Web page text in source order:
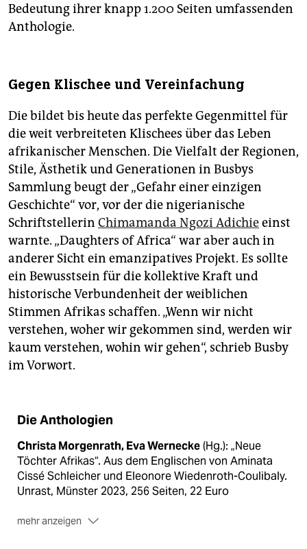
Bedeutung ihrer knapp 1.200 Seiten umfassenden
Anthologie.
Gegen Klischee und Vereinfachung
Die bildet bis heute das perfekte Gegenmittel für
die weit verbreiteten Klischees über das Leben
afrikanischer Menschen. Die Vielfalt der Regionen,
Stile, Ästhetik und Generationen in Busbys
Sammlung beugt der „Gefahr einer einzigen
Geschichte“ vor, vor der die nigerianische
Schriftstellerin Chimamanda Ngozi Adichieeinst
warnte. „Daughters of Africa“ war aber auch in
anderer Sicht ein emanzipatives Projekt. Es sollte
ein Bewusstsein für die kollektive Kraft und
historische Verbundenheit der weiblichen
Stimmen Afrikas schaffen. „Wenn wir nicht
verstehen, woher wir gekommen sind, werden wir
kaum verstehen, wohin wir gehen“, schrieb Busby
im Vorwort.
Die Anthologien
Christa Morgenrath, Eva Wernecke(Hg.): „Neue
Töchter Afrikas“. Aus dem Englischen von Aminata
Cissé Schleicher und Eleonore Wiedenroth-Coulibaly.
Unrast, Münster 2023, 256 Seiten, 22 Euro
mehr anzeigen